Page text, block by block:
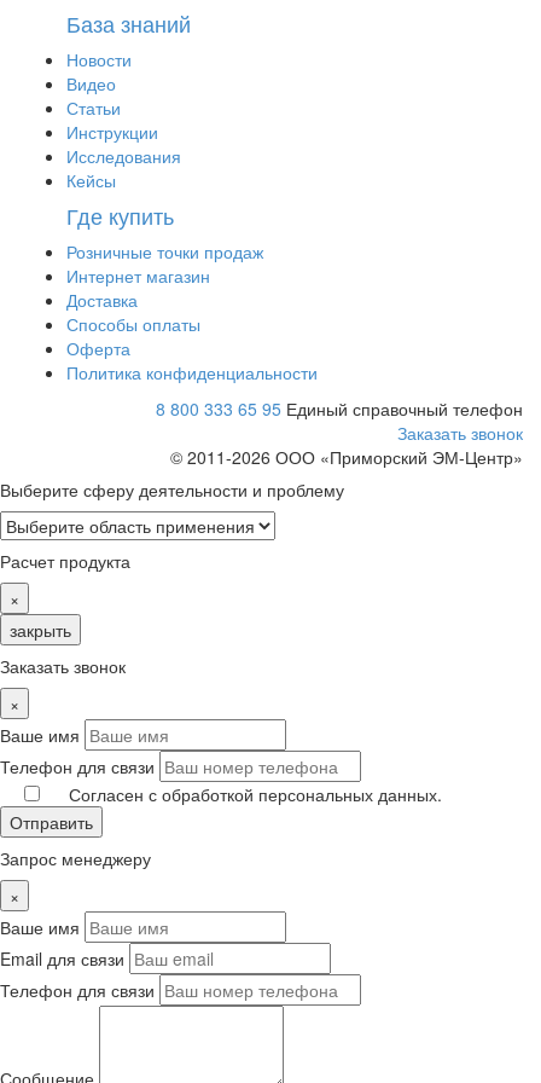
База знаний
Новости
Видео
Статьи
Инструкции
Исследования
Кейсы
Где купить
Розничные точки продаж
Интернет магазин
Доставка
Способы оплаты
Оферта
Политика конфиденциальности
8 800 333 65 95 Единый справочный телефон
Заказать звонок
© 2011-2026 ООО «Приморский ЭМ-Центр»
Выберите сферу деятельности и проблему
Расчет продукта
×
закрыть
Заказать звонок
×
Ваше имя
Телефон для связи
Согласен с обработкой персональных данных.
Отправить
Запрос менеджеру
×
Ваше имя
Email для связи
Телефон для связи
Сообщение